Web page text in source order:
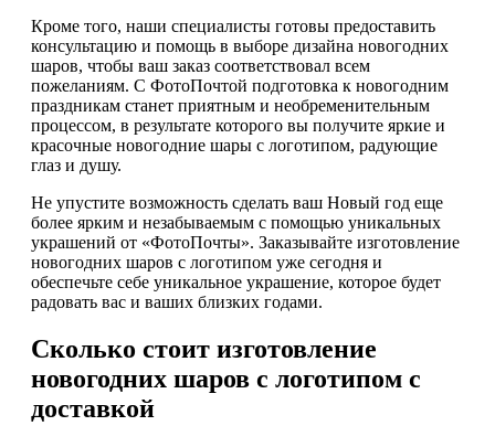
Кроме того, наши специалисты готовы предоставить
консультацию и помощь в выборе дизайна новогодних
шаров, чтобы ваш заказ соответствовал всем
пожеланиям. С ФотоПочтой подготовка к новогодним
праздникам станет приятным и необременительным
процессом, в результате которого вы получите яркие и
красочные новогодние шары с логотипом, радующие
глаз и душу.
Не упустите возможность сделать ваш Новый год еще
более ярким и незабываемым с помощью уникальных
украшений от «ФотоПочты». Заказывайте изготовление
новогодних шаров с логотипом уже сегодня и
обеспечьте себе уникальное украшение, которое будет
радовать вас и ваших близких годами.
Сколько стоит изготовление
новогодних шаров с логотипом с
доставкой